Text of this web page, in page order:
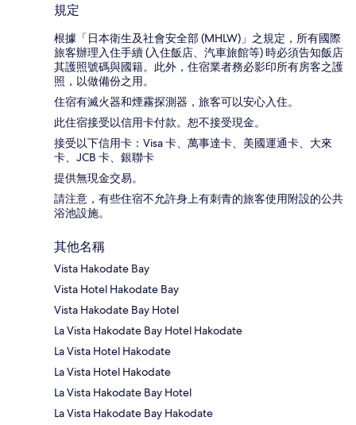
規定
根據「日本衛生及社會安全部 (MHLW)」之規定，所有國際
旅客辦理入住手續 (入住飯店、汽車旅館等) 時必須告知飯店
其護照號碼與國籍。此外，住宿業者務必影印所有房客之護
照，以做備份之用。
住宿有滅火器和煙霧探測器，旅客可以安心入住。
此住宿接受以信用卡付款。恕不接受現金。
接受以下信用卡：Visa 卡、萬事達卡、美國運通卡、大來
卡、JCB 卡、銀聯卡
提供無現金交易。
請注意，有些住宿不允許身上有刺青的旅客使用附設的公共
浴池設施。
其他名稱
Vista Hakodate Bay
Vista Hotel Hakodate Bay
Vista Hakodate Bay Hotel
La Vista Hakodate Bay Hotel Hakodate
La Vista Hotel Hakodate
La Vista Hotel Hakodate
La Vista Hakodate Bay Hotel
La Vista Hakodate Bay Hakodate